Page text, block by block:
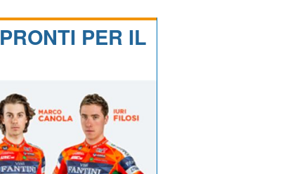
PER IL